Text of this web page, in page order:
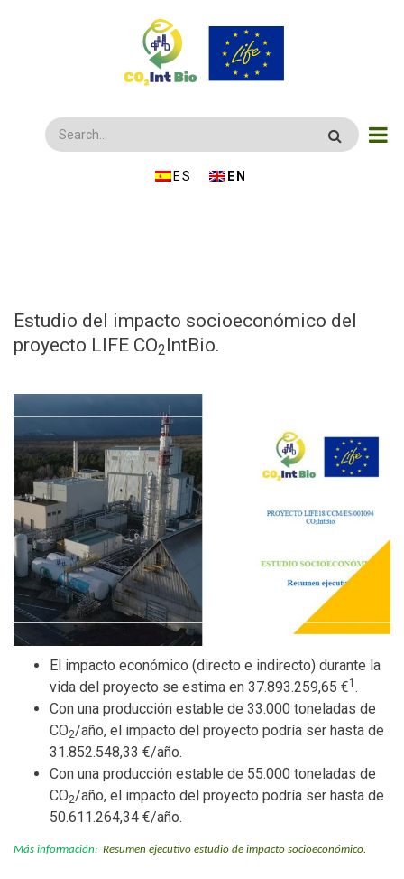
Search
ESPAÑOLENGLISH
Estudio del impacto socioeconómico del
proyecto LIFE CO2IntBio.
El impacto económico (directo e indirecto) durante la
vida del proyecto se estima en 37.893.259,65 €1 .
Con una producción estable de 33.000 toneladas de
CO2/año, el impacto del proyecto podría ser hasta de
31.852.548,33 €/año.
Con una producción estable de 55.000 toneladas de
CO2/año, el impacto del proyecto podría ser hasta de
50.611.264,34 €/año.
Más información: Resumen ejecutivo estudio de impacto socioeconómico.